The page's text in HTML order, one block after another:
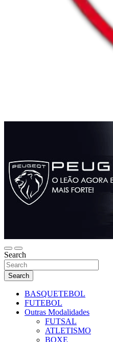
Search
Search
BASQUETEBOL
FUTEBOL
Outras Modalidades
FUTSAL
ATLETISMO
BOXE